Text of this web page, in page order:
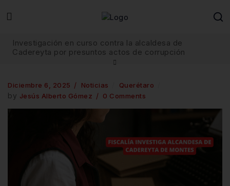
Investigación en curso contra la alcaldesa de
Cadereyta por presuntos actos de corrupción
Diciembre 6, 2025 Noticias Querétaro
by Jesús Alberto Gómez 0 Comments